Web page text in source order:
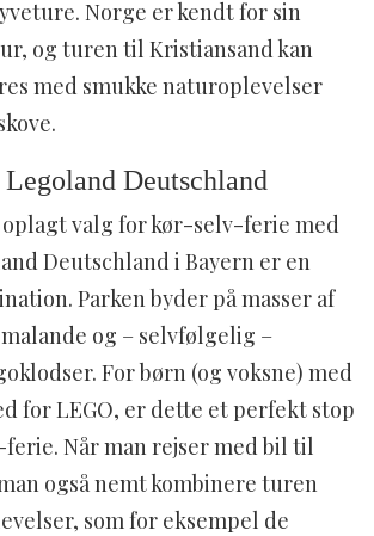
Norge er kendt for sin
og turen til Kristiansand kan
med smukke naturoplevelser
Deutschland
valg for kør-selv-ferie med
Deutschland i Bayern er en
Parken byder på masser af
og – selvfølgelig –
For børn (og voksne) med
for LEGO, er dette et perfekt stop
Når man rejser med bil til
også nemt kombinere turen
som for eksempel de